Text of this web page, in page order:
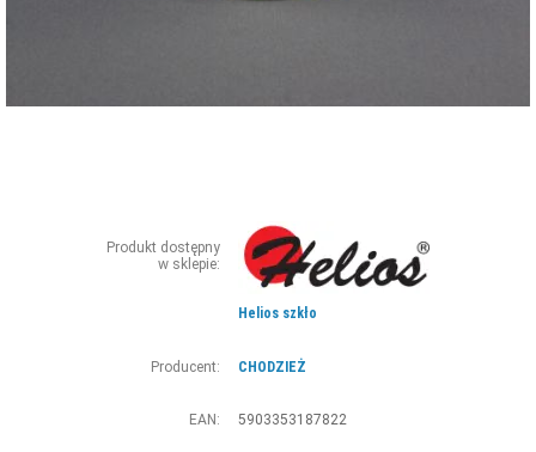
Produkt dostępny
w sklepie:
Helios szkło
Producent: CHODZIEŻ
EAN: 5903353187822